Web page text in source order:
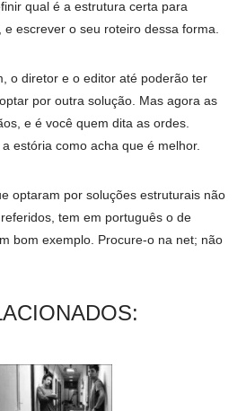
qual é a estrutura certa para
escrever o seu roteiro dessa forma.
o diretor e o editor até poderão ter
por outra solução. Mas agora as
e é você quem dita as ordes.
estória como acha que é melhor.
optaram por soluções estruturais não
tem em português o de
bom exemplo. Procure-o na net; não